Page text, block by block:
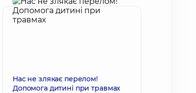
Нас не злякає перелом!
Допомога дитині при травмах